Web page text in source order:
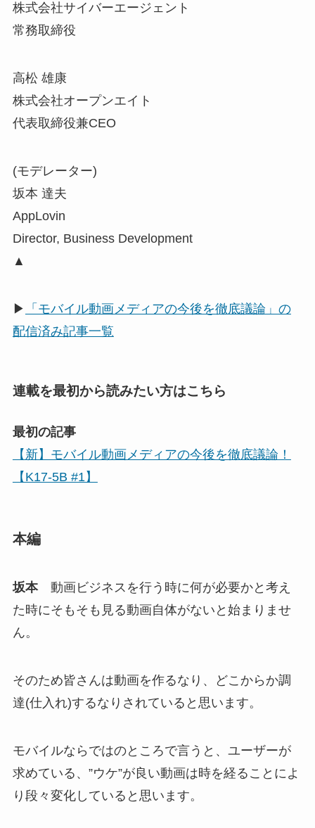
株式会社サイバーエージェント
常務取締役
高松 雄康
株式会社オープンエイト
代表取締役兼CEO
(モデレーター)
坂本 達夫
AppLovin
Director, Business Development
▲
▶
「モバイル動画メディアの今後を徹底議論」の
配信済み記事一覧
連載を最初から読みたい方はこちら
最初の記事
【新】モバイル動画メディアの今後を徹底議論！
【K17-5B #1】
本編
坂本動画ビジネスを行う時に何が必要かと考え
た時にそもそも見る動画自体がないと始まりませ
ん。
そのため皆さんは動画を作るなり、どこからか調
達(仕入れ)するなりされていると思います。
モバイルならではのところで言うと、ユーザーが
求めている、”ウケ”が良い動画は時を経ることによ
り段々変化していると思います。